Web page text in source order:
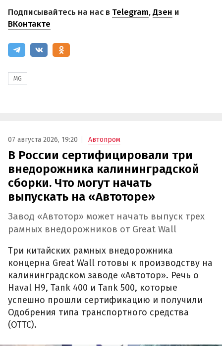
Подписывайтесь на нас в Telegram,Дзен и
ВКонтакте
MG
07 августа 2026, 19:20 Автопром
В России сертифицировали три
внедорожника калининградской
сборки. Что могут начать
выпускать на «Автоторе»
Завод «Автотор» может начать выпуск трех
рамных внедорожников от Great Wall
Три китайских рамных внедорожника
концерна Great Wall готовы к производству на
калининградском заводе «Автотор». Речь о
Haval H9, Tank 400 и Tank 500, которые
успешно прошли сертификацию и получили
Одобрения типа транспортного средства
(ОТТС).